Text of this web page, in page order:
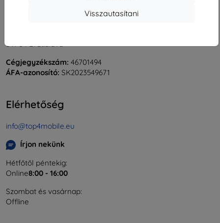
Visszautasítani
841 04 Bratislava
Cégjegyzékszám: 46701494
ÁFA-azonosító: SK2023549671
Elérhetőség
info@top4mobile.eu
Írjon nekünk
Hétfőtől péntekig:
Online8:00 - 16:00
Szombat és vasárnap:
Offline